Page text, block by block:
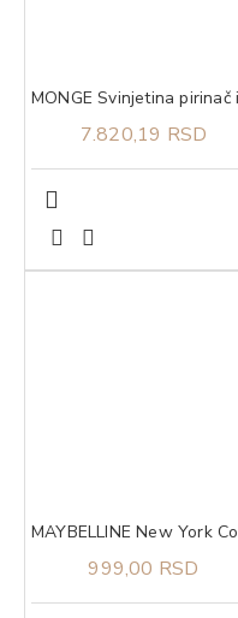
7.820,19 RSD
999,00 RSD